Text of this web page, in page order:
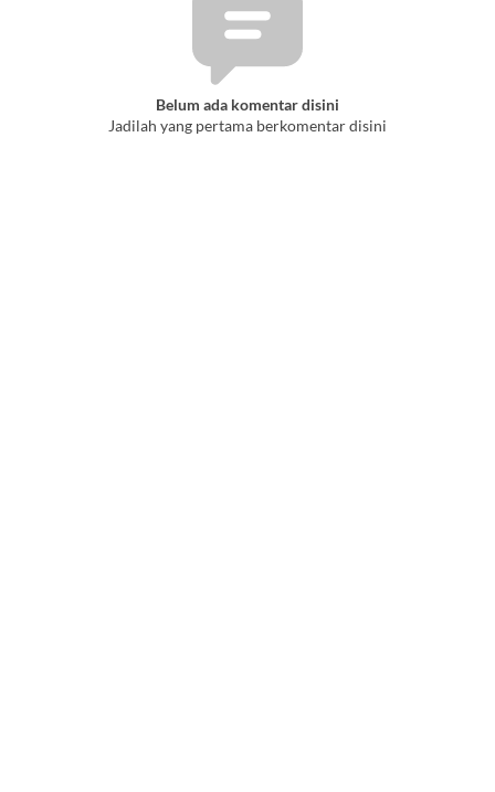
Belum ada komentar disini
Jadilah yang pertama berkomentar disini